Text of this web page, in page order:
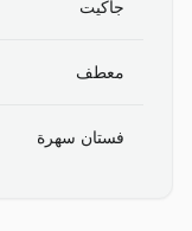
جاكيت
معطف
فستان سهرة